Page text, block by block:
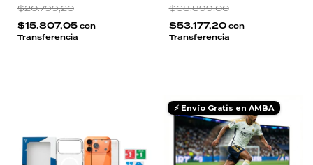
$20.799,20
$15.807,05 con
Transferencia
$68.899,00
$53.177,20 con
Transferencia
⚡ Envío Gratis en AMBA